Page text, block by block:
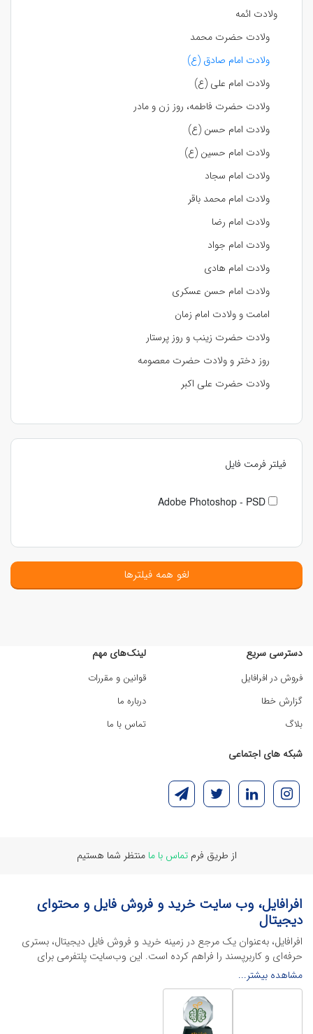
ولادت ائمه
ولادت حضرت محمد
ولادت امام صادق (ع)
ولادت امام علی (ع)
ولادت حضرت فاطمه، روز زن و مادر
ولادت امام حسن (ع)
ولادت امام حسین (ع)
ولادت امام سجاد
ولادت امام محمد باقر
ولادت امام رضا
ولادت امام جواد
ولادت امام هادی
ولادت امام حسن عسکری
امامت و ولادت امام زمان
ولادت حضرت زینب و روز پرستار
روز دختر و ولادت حضرت معصومه
ولادت حضرت علی اکبر
فیلتر فرمت فایل
Adobe Photoshop - PSD
لغو همه فیلترها
دسترسی سریع
فروش در افرافایل
گزارش خطا
بلاگ
لینک‌های مهم
قوانین و مقررات
درباره ما
تماس با ما
شبکه های اجتماعی
از طریق فرمتماس با ما منتظر شما هستیم
افرافایل، وب سایت خرید و فروش فایل و محتوای
دیجیتال
افرافایل، به‌عنوان یک مرجع در زمینه خرید و فروش فایل دیجیتال، بستری
حرفه‌ای و کاربرپسند را فراهم کرده است. این وب‌سایت‌ پلتفرمی برای
طراحان، دانشجویان و فریلنسرها ایجاد می‌کند تا به راحتی محصولات
دیجیتال خود را به فروش رسانده یا از محتواهایی باکیفیت برای پیشبرد
اهدافشان استفاده کنند.
این سایت با ارائه تنوع گسترده‌ای از محصولات دیجیتال از انواع فایل های
مشاهده بیشتر...